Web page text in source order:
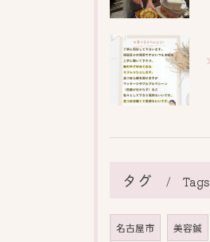
タグ Tags
名古屋市 美容鍼